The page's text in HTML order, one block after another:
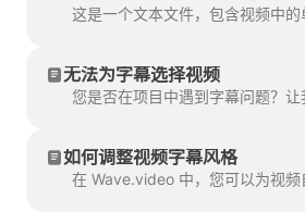
无法为字幕选择视频
如何调整视频字幕风格